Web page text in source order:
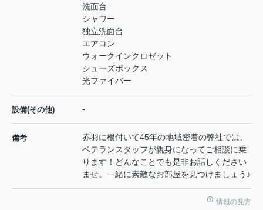
洗面台
シャワー
独立洗面台
エアコン
ウォークインクロゼット
シューズボックス
光ファイバー
設備(その他) -
備考
赤羽に根付いて45年の地域密着の弊社では、
ベテランスタッフが親身になってご相談に乗
ります！どんなことでも是非お話しください
ませ。一緒に素敵なお部屋を見つけましょう♪
情報の見方